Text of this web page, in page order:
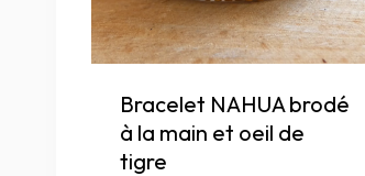
Bracelet NAHUA brodé
à la main et oeil de
tigre